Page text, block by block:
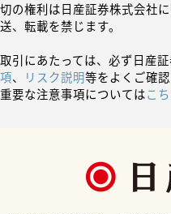
切の権利は日産証券株式会社
送、転載を禁じます。
取引にあたっては、必ず日産
項、 リスク説明等をよくご確認
重要な注意事項についてはこ